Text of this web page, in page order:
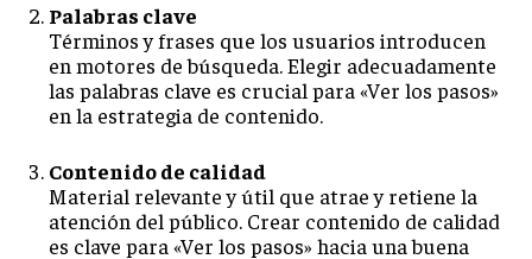
Palabras clave
Términos y frases que los usuarios introducen
en motores de búsqueda. Elegir adecuadamente
las palabras clave es crucial para «Ver los pasos»
en la estrategia de contenido.
Contenido de calidad
Material relevante y útil que atrae y retiene la
atención del público. Crear contenido de calidad
es clave para «Ver los pasos» hacia una buena